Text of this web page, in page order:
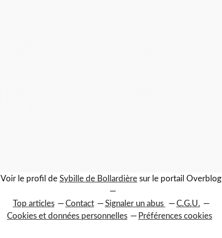
Voir le profil de Sybille de Bollardière sur le portail Overblog
Top articles Contact Signaler un abus
C.G.U.
Cookies et données personnelles
Préférences cookies